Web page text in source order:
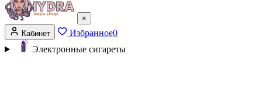
×
Кабинет
Избранное0
Электронные сигареты